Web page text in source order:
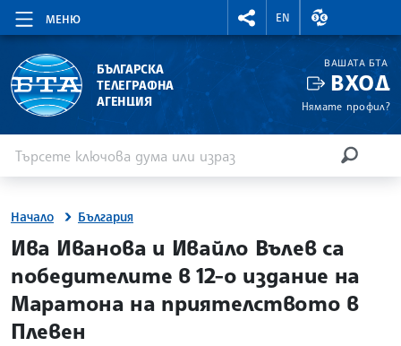
МЕНЮ
RIGHTMENU.SOCIAL
EN
ВАЛУТНИ
БЪЛГАРСКА
ТЕЛЕГРАФНА
АГЕНЦИЯ
ВАШАТА БТА
ВХОД
Нямате профил?
Начало България
site.bta
Ива Иванова и Ивайло Вълев са
победителите в 12-о издание на
Маратона на приятелството в
Плевен